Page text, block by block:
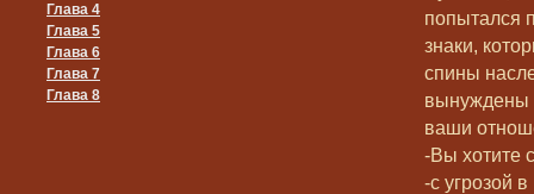
Глава 4
Глава 5
Глава 6
Глава 7
Глава 8
попытался
знаки,
спины
вынуждены
ваши
-Вы хотите
-с угрозой